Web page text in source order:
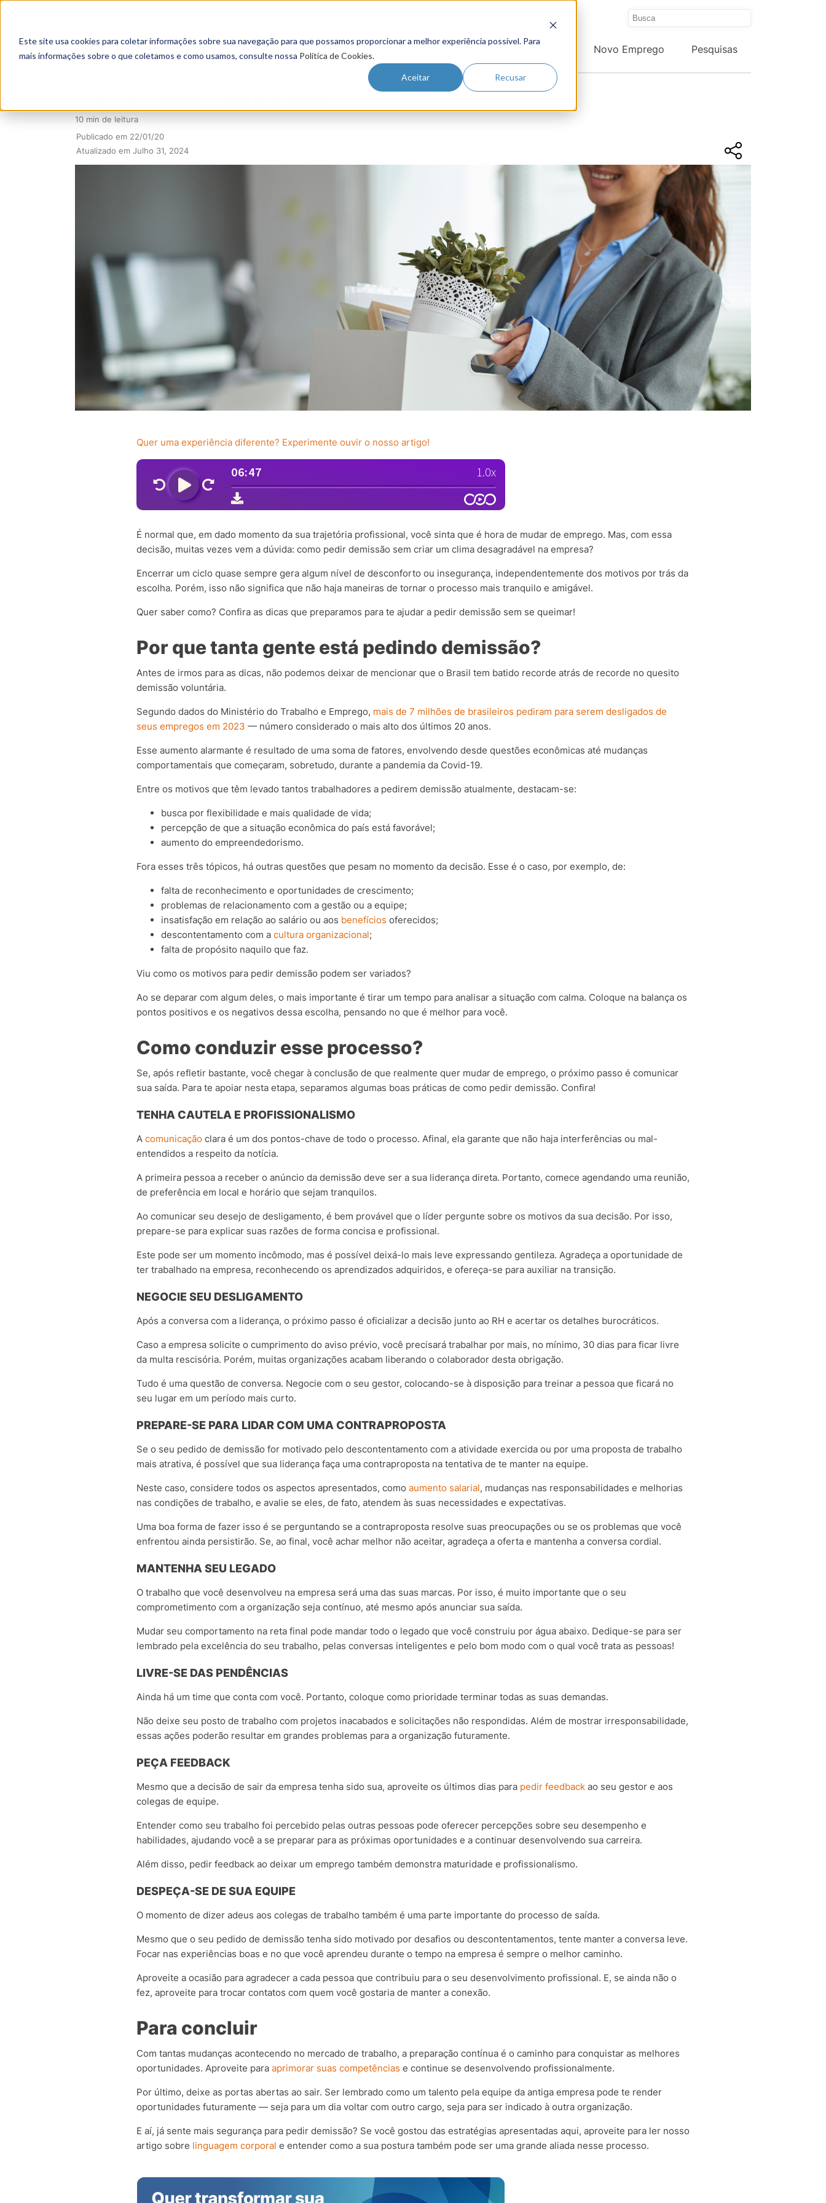
Este site usa cookies para coletar informações sobre sua navegação para que possamos proporcionar a melhor experiência possível. Para
mais informações sobre o que coletamos e como usamos, consulte nossa Política de Cookies.
Aceitar Recusar
Futuro do Trabalho Gestão de Talentos Novo Emprego Pesquisas
10 min de leitura
Publicado em 22/01/20
Atualizado em Julho 31, 2024
Quer uma experiência diferente? Experimente ouvir o nosso artigo!
É normal que, em dado momento da sua trajetória profissional, você sinta que é hora de mudar de emprego. Mas, com essa
decisão, muitas vezes vem a dúvida: como pedir demissão sem criar um clima desagradável na empresa?
Encerrar um ciclo quase sempre gera algum nível de desconforto ou insegurança, independentemente dos motivos por trás da
escolha. Porém, isso não significa que não haja maneiras de tornar o processo mais tranquilo e amigável.
Quer saber como? Confira as dicas que preparamos para te ajudar a pedir demissão sem se queimar!
Por que tanta gente está pedindo demissão?
Antes de irmos para as dicas, não podemos deixar de mencionar que o Brasil tem batido recorde atrás de recorde no quesito
demissão voluntária.
Segundo dados do Ministério do Trabalho e Emprego, mais de 7 milhões de brasileiros pediram para serem desligados de
seus empregos em 2023 — número considerado o mais alto dos últimos 20 anos.
Esse aumento alarmante é resultado de uma soma de fatores, envolvendo desde questões econômicas até mudanças
comportamentais que começaram, sobretudo, durante a pandemia da Covid-19.
Entre os motivos que têm levado tantos trabalhadores a pedirem demissão atualmente, destacam-se:
busca por flexibilidade e mais qualidade de vida;
percepção de que a situação econômica do país está favorável;
aumento do empreendedorismo.
Fora esses três tópicos, há outras questões que pesam no momento da decisão. Esse é o caso, por exemplo, de:
falta de reconhecimento e oportunidades de crescimento;
problemas de relacionamento com a gestão ou a equipe;
insatisfação em relação ao salário ou aos benefícios oferecidos;
descontentamento com a cultura organizacional;
falta de propósito naquilo que faz.
Viu como os motivos para pedir demissão podem ser variados?
Ao se deparar com algum deles, o mais importante é tirar um tempo para analisar a situação com calma. Coloque na balança os
pontos positivos e os negativos dessa escolha, pensando no que é melhor para você.
Como conduzir esse processo?
Se, após refletir bastante, você chegar à conclusão de que realmente quer mudar de emprego, o próximo passo é comunicar
sua saída. Para te apoiar nesta etapa, separamos algumas boas práticas de como pedir demissão. Confira!
TENHA CAUTELA E PROFISSIONALISMO
A comunicação clara é um dos pontos-chave de todo o processo. Afinal, ela garante que não haja interferências ou mal-
entendidos a respeito da notícia.
A primeira pessoa a receber o anúncio da demissão deve ser a sua liderança direta. Portanto, comece agendando uma reunião,
de preferência em local e horário que sejam tranquilos.
Ao comunicar seu desejo de desligamento, é bem provável que o líder pergunte sobre os motivos da sua decisão. Por isso,
prepare-se para explicar suas razões de forma concisa e profissional.
Este pode ser um momento incômodo, mas é possível deixá-lo mais leve expressando gentileza. Agradeça a oportunidade de
ter trabalhado na empresa, reconhecendo os aprendizados adquiridos, e ofereça-se para auxiliar na transição.
NEGOCIE SEU DESLIGAMENTO
Após a conversa com a liderança, o próximo passo é oficializar a decisão junto ao RH e acertar os detalhes burocráticos.
Caso a empresa solicite o cumprimento do aviso prévio, você precisará trabalhar por mais, no mínimo, 30 dias para ficar livre
da multa rescisória. Porém, muitas organizações acabam liberando o colaborador desta obrigação.
Tudo é uma questão de conversa. Negocie com o seu gestor, colocando-se à disposição para treinar a pessoa que ficará no
seu lugar em um período mais curto.
PREPARE-SE PARA LIDAR COM UMA CONTRAPROPOSTA
Se o seu pedido de demissão for motivado pelo descontentamento com a atividade exercida ou por uma proposta de trabalho
mais atrativa, é possível que sua liderança faça uma contraproposta na tentativa de te manter na equipe.
Neste caso, considere todos os aspectos apresentados, como aumento salarial, mudanças nas responsabilidades e melhorias
nas condições de trabalho, e avalie se eles, de fato, atendem às suas necessidades e expectativas.
Uma boa forma de fazer isso é se perguntando se a contraproposta resolve suas preocupações ou se os problemas que você
enfrentou ainda persistirão. Se, ao final, você achar melhor não aceitar, agradeça a oferta e mantenha a conversa cordial.
MANTENHA SEU LEGADO
O trabalho que você desenvolveu na empresa será uma das suas marcas. Por isso, é muito importante que o seu
comprometimento com a organização seja contínuo, até mesmo após anunciar sua saída.
Mudar seu comportamento na reta final pode mandar todo o legado que você construiu por água abaixo. Dedique-se para ser
lembrado pela excelência do seu trabalho, pelas conversas inteligentes e pelo bom modo com o qual você trata as pessoas!
LIVRE-SE DAS PENDÊNCIAS
Ainda há um time que conta com você. Portanto, coloque como prioridade terminar todas as suas demandas.
Não deixe seu posto de trabalho com projetos inacabados e solicitações não respondidas. Além de mostrar irresponsabilidade,
essas ações poderão resultar em grandes problemas para a organização futuramente.
PEÇA FEEDBACK
Mesmo que a decisão de sair da empresa tenha sido sua, aproveite os últimos dias para pedir feedback ao seu gestor e aos
colegas de equipe.
Entender como seu trabalho foi percebido pelas outras pessoas pode oferecer percepções sobre seu desempenho e
habilidades, ajudando você a se preparar para as próximas oportunidades e a continuar desenvolvendo sua carreira.
Além disso, pedir feedback ao deixar um emprego também demonstra maturidade e profissionalismo.
DESPEÇA-SE DE SUA EQUIPE
O momento de dizer adeus aos colegas de trabalho também é uma parte importante do processo de saída.
Mesmo que o seu pedido de demissão tenha sido motivado por desafios ou descontentamentos, tente manter a conversa leve.
Focar nas experiências boas e no que você aprendeu durante o tempo na empresa é sempre o melhor caminho.
Aproveite a ocasião para agradecer a cada pessoa que contribuiu para o seu desenvolvimento profissional. E, se ainda não o
fez, aproveite para trocar contatos com quem você gostaria de manter a conexão.
Para concluir
Com tantas mudanças acontecendo no mercado de trabalho, a preparação contínua é o caminho para conquistar as melhores
oportunidades. Aproveite para aprimorar suas competências e continue se desenvolvendo profissionalmente.
Por último, deixe as portas abertas ao sair. Ser lembrado como um talento pela equipe da antiga empresa pode te render
oportunidades futuramente — seja para um dia voltar com outro cargo, seja para ser indicado à outra organização.
E aí, já sente mais segurança para pedir demissão? Se você gostou das estratégias apresentadas aqui, aproveite para ler nosso
artigo sobre linguagem corporal e entender como a sua postura também pode ser uma grande aliada nesse processo.